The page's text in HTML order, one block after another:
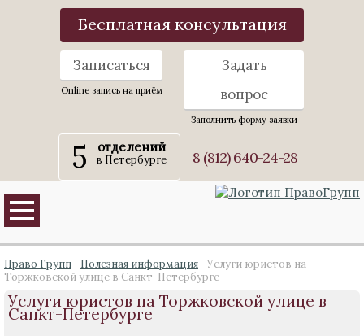
Бесплатная консультация
Записаться
Online запись на приём
Задать
вопрос
Заполнить форму заявки
5 отделений
в Петербурге 8 (812) 640-24-28
Право Групп Полезная информация
Услуги юристов на
Торжковской улице в Санкт-Петербурге
Услуги юристов на Торжковской улице в
Санкт-Петербурге